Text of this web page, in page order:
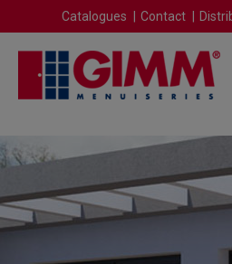
Catalogues Contact